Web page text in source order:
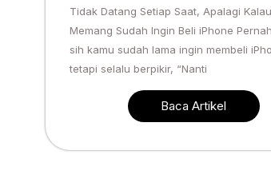
Tidak Datang Setiap Saat, Apalagi
Memang Sudah Ingin Beli iPhone
sih kamu sudah lama ingin membeli
tetapi selalu berpikir, “Nanti
Baca Artikel